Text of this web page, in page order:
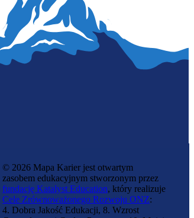
© 2026 Mapa Karier jest otwartym
zasobem edukacyjnym stworzonym przez
fundację Katalyst Education, który realizuje
Cele Zrównoważonego Rozwoju ONZ:
4. Dobra Jakość Edukacji, 8. Wzrost